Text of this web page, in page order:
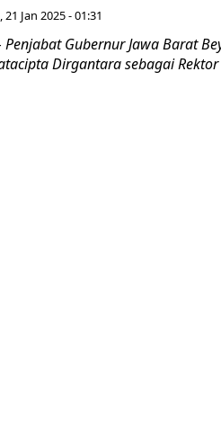
21 Jan 2025 - 01:31
Penjabat Gubernur Jawa Barat
Dirgantara sebagai